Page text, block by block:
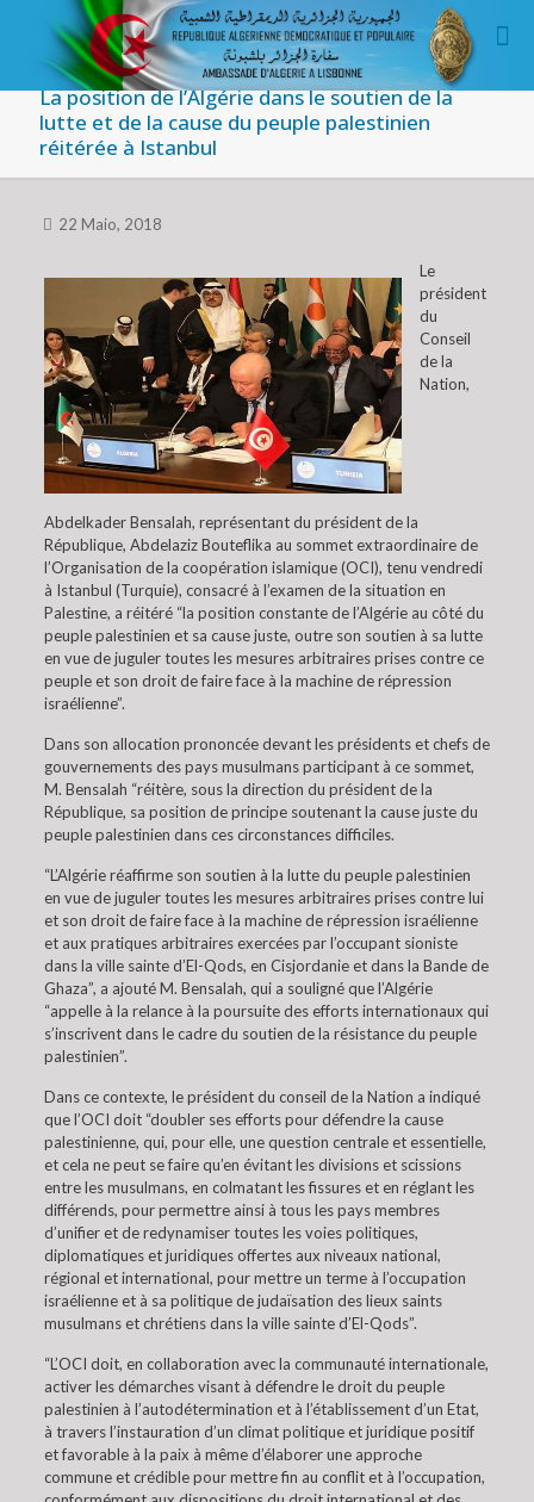
La position de l’Algérie dans le soutien de la
lutte et de la cause du peuple palestinien
réitérée à Istanbul
22 Maio, 2018
Le
président
du
Conseil
de la
Nation,
Abdelkader Bensalah, représentant du président de la
République, Abdelaziz Bouteflika au sommet extraordinaire de
l’Organisation de la coopération islamique (OCI), tenu vendredi
à Istanbul (Turquie), consacré à l’examen de la situation en
Palestine, a réitéré “la position constante de l’Algérie au côté du
peuple palestinien et sa cause juste, outre son soutien à sa lutte
en vue de juguler toutes les mesures arbitraires prises contre ce
peuple et son droit de faire face à la machine de répression
israélienne”.
Dans son allocation prononcée devant les présidents et chefs de
gouvernements des pays musulmans participant à ce sommet,
M. Bensalah “réitère, sous la direction du président de la
République, sa position de principe soutenant la cause juste du
peuple palestinien dans ces circonstances difficiles.
“L’Algérie réaffirme son soutien à la lutte du peuple palestinien
en vue de juguler toutes les mesures arbitraires prises contre lui
et son droit de faire face à la machine de répression israélienne
et aux pratiques arbitraires exercées par l’occupant sioniste
dans la ville sainte d’El-Qods, en Cisjordanie et dans la Bande de
Ghaza”, a ajouté M. Bensalah, qui a souligné que l’Algérie
“appelle à la relance à la poursuite des efforts internationaux qui
s’inscrivent dans le cadre du soutien de la résistance du peuple
palestinien”.
Dans ce contexte, le président du conseil de la Nation a indiqué
que l’OCI doit “doubler ses efforts pour défendre la cause
palestinienne, qui, pour elle, une question centrale et essentielle,
et cela ne peut se faire qu’en évitant les divisions et scissions
entre les musulmans, en colmatant les fissures et en réglant les
différends, pour permettre ainsi à tous les pays membres
d’unifier et de redynamiser toutes les voies politiques,
diplomatiques et juridiques offertes aux niveaux national,
régional et international, pour mettre un terme à l’occupation
israélienne et à sa politique de judaïsation des lieux saints
musulmans et chrétiens dans la ville sainte d’El-Qods”.
“L’OCI doit, en collaboration avec la communauté internationale,
activer les démarches visant à défendre le droit du peuple
palestinien à l’autodétermination et à l’établissement d’un Etat,
à travers l’instauration d’un climat politique et juridique positif
et favorable à la paix à même d’élaborer une approche
commune et crédible pour mettre fin au conflit et à l’occupation,